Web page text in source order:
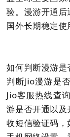
验。漫游开通
国外长期稳定使
如何判断漫游是
判断Jio漫游是
Jio客服热线查
游是否开通以
收短信验证码